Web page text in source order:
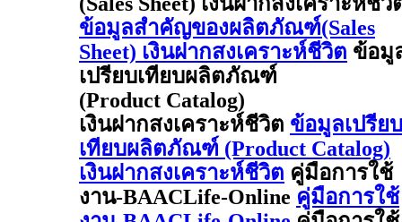
ข้อมูลสำคัญของผลิตภัณฑ์(Sales
Sheet) เงินฝากสงเคราะห์ชีวิต ข้อมู
เปรียบเทียบผลิตภัณฑ์
(Product Catalog)
เงินฝากสงเคราะห์ชีวิต ข้อมูลเปรียบ
เทียบผลิตภัณฑ์ (Product Catalog)
เงินฝากสงเคราะห์ชีวิต คู่มือการใช้
งาน-BAACLife-Online คู่มือการใช้